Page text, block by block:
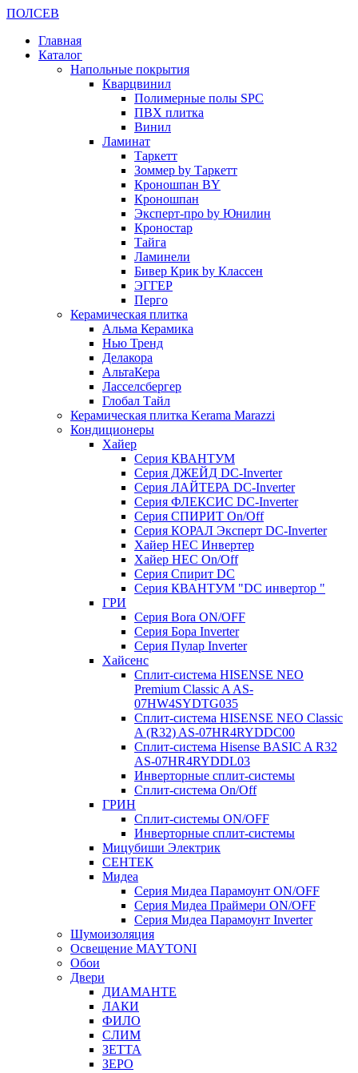
ПОЛСЕВ
Главная
Каталог
Напольные покрытия
Кварцвинил
Полимерные полы SPC
ПВХ плитка
Винил
Ламинат
Таркетт
Зоммер by Таркетт
Кроношпан BY
Кроношпан
Эксперт-про by Юнилин
Кроностар
Тайга
Ламинели
Бивер Крик by Классен
ЭГГЕР
Перго
Керамическая плитка
Альма Керамика
Нью Тренд
Делакора
АльтаКера
Ласселсбергер
Глобал Тайл
Керамическая плитка Kerama Marazzi
Кондиционеры
Хайер
Серия КВАНТУМ
Серия ДЖЕЙД DC-Inverter
Серия ЛАЙТЕРА DC-Inverter
Серия ФЛЕКСИС DC-Inverter
Серия СПИРИТ On/Off
Серия КОРАЛ Эксперт DC-Inverter
Хайер HEC Инвертер
Хайер HEC On/Off
Серия Спирит DC
Серия КВАНТУМ "DC инвертор "
ГРИ
Серия Bora ON/OFF
Серия Бора Inverter
Серия Пулар Inverter
Хайсенс
Сплит-система HISENSE NEO
Premium Classic A AS-
07HW4SYDTG035
Сплит-система HISENSE NEO Classic
A (R32) AS-07HR4RYDDC00
Сплит-система Hisense BASIC A R32
AS-07HR4RYDDL03
Инверторные сплит-системы
Сплит-система On/Off
ГРИН
Сплит-системы ON/OFF
Инверторные сплит-системы
Мицубиши Электрик
СЕНТЕК
Мидеа
Серия Мидеа Парамоунт ON/OFF
Серия Мидеа Праймери ON/OFF
Серия Мидеа Парамоунт Inverter
Шумоизоляция
Освещение MAYTONI
Обои
Двери
ДИАМАНТЕ
ЛАКИ
ФИЛО
СЛИМ
ЗЕТТА
ЗЕРО